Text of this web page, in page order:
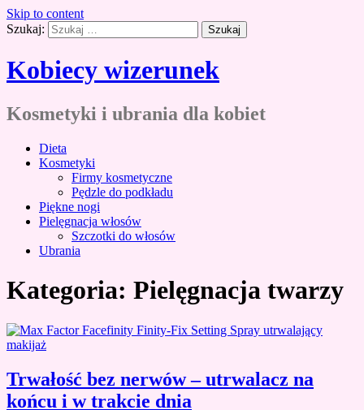
Skip to content
Szukaj:
Kobiecy wizerunek
Kosmetyki i ubrania dla kobiet
Dieta
Kosmetyki
Firmy kosmetyczne
Pędzle do podkładu
Piękne nogi
Pielęgnacja włosów
Szczotki do włosów
Ubrania
Kategoria: Pielęgnacja twarzy
Trwałość bez nerwów – utrwalacz na
końcu i w trakcie dnia